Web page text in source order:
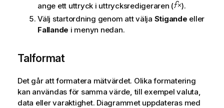
ange ett uttryck i uttrycksredigeraren (
).
Välj startordning genom att välja Stigande eller
Fallande i menyn nedan.
Talformat
Det går att formatera mätvärdet. Olika formatering
kan användas för samma värde, till exempel valuta,
data eller varaktighet. Diagrammet uppdateras med